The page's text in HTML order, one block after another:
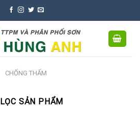
CHỐNG THẤM
LỌC SẢN PHẨM